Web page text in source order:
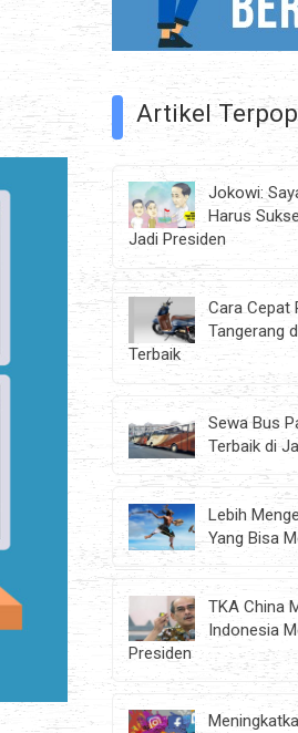
Artikel
Jokowi:
Harus
Jadi Presiden
Cara Cepat
Tangerang
Terbaik
Sewa Bus
Terbaik di
Lebih
Yang Bisa
TKA China
Indonesia
Presiden